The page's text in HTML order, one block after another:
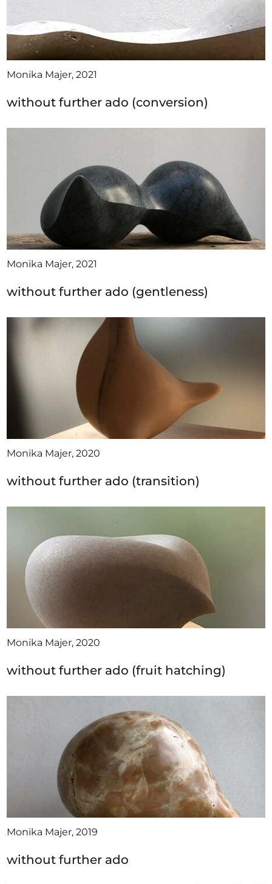
Monika Majer, 2021
without further ado (conversion)
Monika Majer, 2021
without further ado (gentleness)
Monika Majer, 2020
without further ado (transition)
Monika Majer, 2020
without further ado (fruit hatching)
Monika Majer, 2019
without further ado